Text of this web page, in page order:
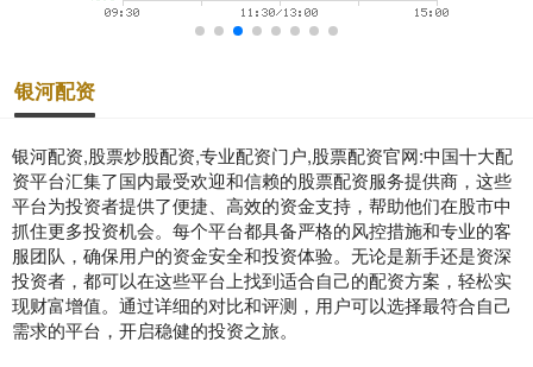
银河配资
银河配资,股票炒股配资,专业配资门户,股票配资官网:中国十大配
资平台汇集了国内最受欢迎和信赖的股票配资服务提供商，这些
平台为投资者提供了便捷、高效的资金支持，帮助他们在股市中
抓住更多投资机会。每个平台都具备严格的风控措施和专业的客
服团队，确保用户的资金安全和投资体验。无论是新手还是资深
投资者，都可以在这些平台上找到适合自己的配资方案，轻松实
现财富增值。通过详细的对比和评测，用户可以选择最符合自己
需求的平台，开启稳健的投资之旅。